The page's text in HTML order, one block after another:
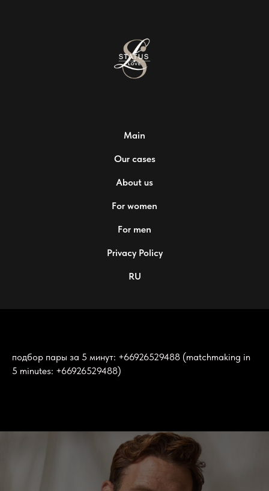
Main
Our cases
About us
For women
For men
Privacy Policy
RU
подбор пары за 5 минут: +66926529488 (matchmaking in
5 minutes: +66926529488)